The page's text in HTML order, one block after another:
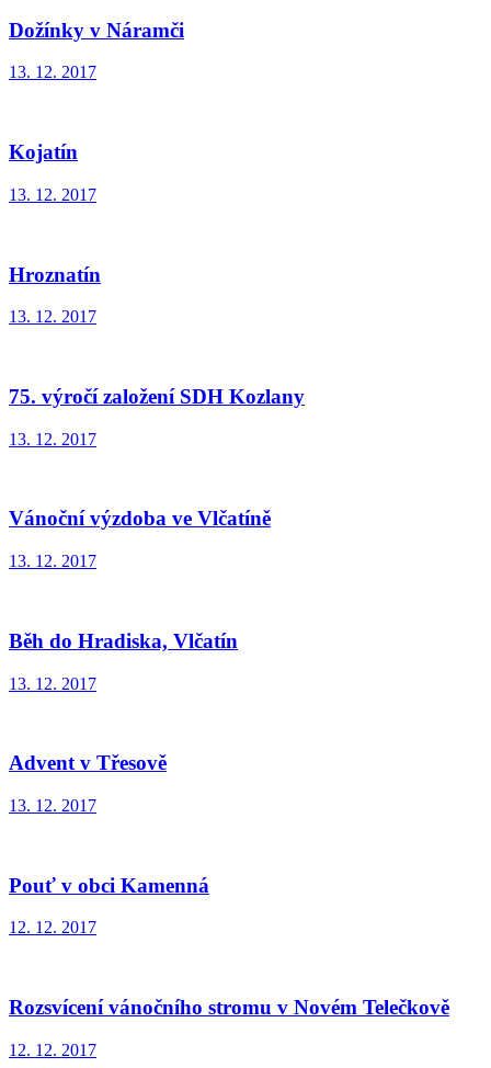
Dožínky v Náramči
13. 12. 2017
Kojatín
13. 12. 2017
Hroznatín
13. 12. 2017
75. výročí založení SDH Kozlany
13. 12. 2017
Vánoční výzdoba ve Vlčatíně
13. 12. 2017
Běh do Hradiska, Vlčatín
13. 12. 2017
Advent v Třesově
13. 12. 2017
Pouť v obci Kamenná
12. 12. 2017
Rozsvícení vánočního stromu v Novém Telečkově
12. 12. 2017